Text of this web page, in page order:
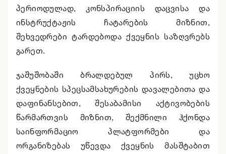
პერიოდულად, კონსპირაციის დაცვისა და
ინსტრუქტაჟის ჩატარების მიზნით,
შეხვედრები ტარდებოდა ქვეყნის საზღვრებს
გარეთ.
ჯაშუშობაში ბრალდებულ პირს, უცხო
ქვეყნების სპეცსამსახურების დავალებითა და
დაფინანსებით, შესაბამისი აქტივობების
წარმართვის მიზნით, შექმნილი ჰქონდა
საინფორმაციო პლატფორმები და
ორგანიზებას უწევდა ქვეყნის მასშტაბით